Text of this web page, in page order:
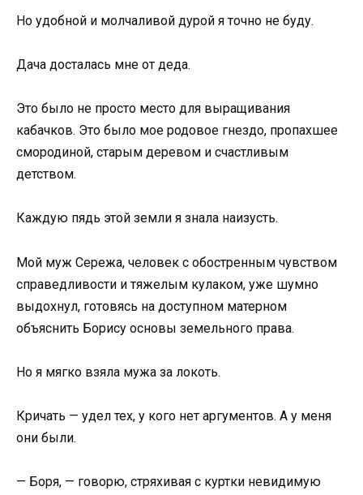
Но удобной и молчаливой дурой я точно не буду.
Дача досталась мне от деда.
Это было не просто место для выращивания
кабачков. Это было мое родовое гнездо, пропахшее
смородиной, старым деревом и счастливым
детством.
Каждую пядь этой земли я знала наизусть.
Мой муж Сережа, человек с обостренным чувством
справедливости и тяжелым кулаком, уже шумно
выдохнул, готовясь на доступном матерном
объяснить Борису основы земельного права.
Но я мягко взяла мужа за локоть.
Кричать — удел тех, у кого нет аргументов. А у меня
они были.
— Боря, — говорю, стряхивая с куртки невидимую